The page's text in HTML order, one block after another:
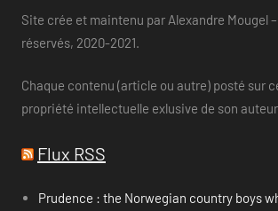
Site crée et maintenu par Alexandre Mougel
réservés, 2020-2021.
Chaque contenu (article ou autre) posté sur
propriété intellectuelle exlusive de son
Flux RSS
Prudence : the Norwegian country boys